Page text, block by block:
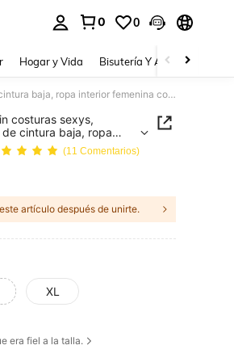
0 0
Hogar y Vida Bisutería Y Accesorios
3 piezas/Conjunto de bragas sin costuras sexys, calzoncillos simples y casuales de cintura baja, ropa interior femenina con estampado lindo y cómoda
costuras sexys,
cintura baja, ropa
lindo y cómoda(11 Comentarios)
artículo después de unirte.
XL
era fiel a la talla.